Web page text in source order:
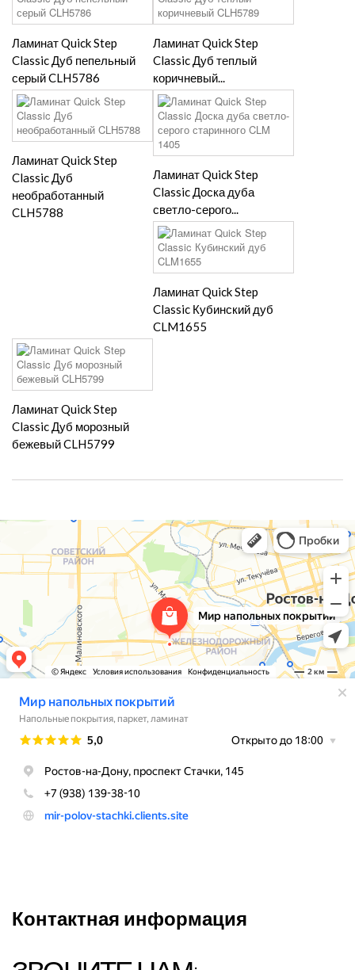
Ламинат Quick Step
Classic Дуб пепельный
серый CLH5786
Ламинат Quick Step
Classic Дуб теплый
коричневый...
Ламинат Quick Step
Classic Дуб
необработанный
CLH5788
Ламинат Quick Step
Classic Доска дуба
светло-серого...
Ламинат Quick Step
Classic Кубинский дуб
CLM1655
Ламинат Quick Step
Classic Дуб морозный
бежевый CLH5799
Контактная информация